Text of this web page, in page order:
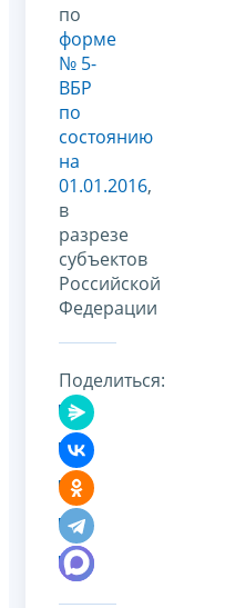
по
форме
№ 5-
ВБР
по
состоянию
на
01.01.2016,
в
разрезе
субъектов
Российской
Федерации
Поделиться: